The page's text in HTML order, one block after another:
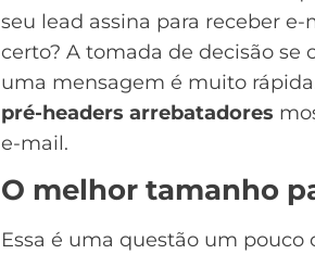
seu lead assina para receber e-
certo? A tomada de decisão se
uma mensagem é muito
pré-headers arrebatadores
e-mail.
O melhor tamanho
Essa é uma questão um